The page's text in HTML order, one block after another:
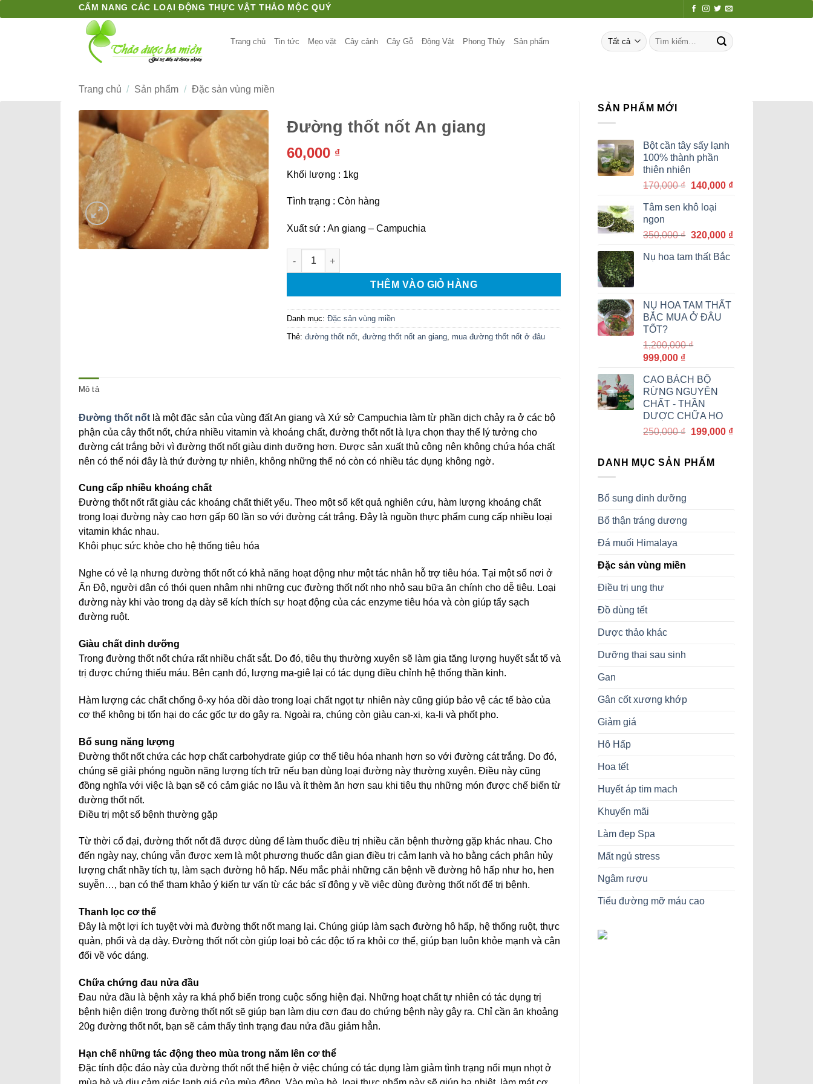
qua
CẨM NANG CÁC LOẠI ĐỘNG THỰC VẬT THẢO MỘC QUÝ
Trang chủ Tin tức Mẹo vặt Cây cảnh Cây Gỗ Động Vật Phong Thủy Sản phẩm
Tìm
kiếm:
Trang chủ / Sản phẩm / Đặc sản vùng miền
SẢN PHẨM MỚI
Bột cần tây sấy lạnh
100% thành phần
thiên nhiên
170,000₫ Giá
là:
140,000 ₫Giá
140,000 ₫.
Tâm sen khô loại
ngon
350,000₫ Giá
là:
320,000 ₫Giá
Nụ hoa tam thất Bắc
NỤ HOA TAM THẤT
BẮC MUA Ở ĐÂU
TỐT?
1,200,000₫
Giá
là:
1,200,000 ₫.
999,000 ₫Giá
tại
là:
999,000 ₫.
CAO BÁCH BỘ
RỪNG NGUYÊN
CHẤT - THẦN
DƯỢC CHỮA HO
250,000₫ Giá
là:
250,000 ₫.
199,000 ₫Giá
DANH MỤC SẢN PHẨM
Bổ sung dinh dưỡng
Bổ thận tráng dương
Đá muối Himalaya
Đặc sản vùng miền
Điều trị ung thư
Đồ dùng tết
Dược thảo khác
Dưỡng thai sau sinh
Gan
Gân cốt xương khớp
Giảm giá
Hô Hấp
Hoa tết
Huyết áp tim mach
Khuyến mãi
Làm đẹp Spa
Mất ngủ stress
Ngâm rượu
Tiểu đường mỡ máu cao
Đường thốt nốt An giang
60,000 ₫
Khối lượng : 1kg
Tình trạng : Còn hàng
Xuất sứ : An giang – Campuchia
THÊM VÀO GIỎ HÀNG
Danh mục:Đặc sản vùng miền
Thẻ:đường thốt nốt ,đường thốt nốt an giang ,mua đường thốt nốt ở đâu
Mô tả
Đường thốt nốtlà một đặc sản của vùng đất An giang và Xứ sở Campuchia làm từ phần dịch chảy ra ở các bộ
phận của cây thốt nốt, chứa nhiều vitamin và khoáng chất, đường thốt nốt là lựa chọn thay thế lý tưởng cho
đường cát trắng bởi vì đường thốt nốt giàu dinh dưỡng hơn. Được sản xuất thủ công nên không chứa hóa chất
nên có thể nói đây là thứ đường tự nhiên, không những thế nó còn có nhiều tác dụng không ngờ.
Cung cấp nhiều khoáng chất
Đường thốt nốt rất giàu các khoáng chất thiết yếu. Theo một số kết quả nghiên cứu, hàm lượng khoáng chất
trong loại đường này cao hơn gấp 60 lần so với đường cát trắng. Đây là nguồn thực phẩm cung cấp nhiều loại
vitamin khác nhau.
Khôi phục sức khỏe cho hệ thống tiêu hóa
Nghe có vẻ lạ nhưng đường thốt nốt có khả năng hoạt động như một tác nhân hỗ trợ tiêu hóa. Tại một số nơi ở
Ấn Độ, người dân có thói quen nhâm nhi những cục đường thốt nốt nho nhỏ sau bữa ăn chính cho dễ tiêu. Loại
đường này khi vào trong dạ dày sẽ kích thích sự hoạt động của các enzyme tiêu hóa và còn giúp tẩy sạch
đường ruột.
Giàu chất dinh dưỡng
Trong đường thốt nốt chứa rất nhiều chất sắt. Do đó, tiêu thụ thường xuyên sẽ làm gia tăng lượng huyết sắt tố và
trị được chứng thiếu máu. Bên cạnh đó, lượng ma-giê lại có tác dụng điều chỉnh hệ thống thần kinh.
Hàm lượng các chất chống ô-xy hóa dồi dào trong loại chất ngọt tự nhiên này cũng giúp bảo vệ các tế bào của
cơ thể không bị tổn hại do các gốc tự do gây ra. Ngoài ra, chúng còn giàu can-xi, ka-li và phốt pho.
Bổ sung năng lượng
Đường thốt nốt chứa các hợp chất carbohydrate giúp cơ thể tiêu hóa nhanh hơn so với đường cát trắng. Do đó,
chúng sẽ giải phóng nguồn năng lượng tích trữ nếu bạn dùng loại đường này thường xuyên. Điều này cũng
đồng nghĩa với việc là bạn sẽ có cảm giác no lâu và ít thèm ăn hơn sau khi tiêu thụ những món được chế biến từ
đường thốt nốt.
Điều trị một số bệnh thường gặp
Từ thời cổ đại, đường thốt nốt đã được dùng để làm thuốc điều trị nhiều căn bệnh thường gặp khác nhau. Cho
đến ngày nay, chúng vẫn được xem là một phương thuốc dân gian điều trị cảm lạnh và ho bằng cách phân hủy
lượng chất nhầy tích tụ, làm sạch đường hô hấp. Nếu mắc phải những căn bệnh về đường hô hấp như ho, hen
suyễn…, bạn có thể tham khảo ý kiến tư vấn từ các bác sĩ đông y về việc dùng đường thốt nốt để trị bệnh.
Thanh lọc cơ thể
Đây là một lợi ích tuyệt vời mà đường thốt nốt mang lại. Chúng giúp làm sạch đường hô hấp, hệ thống ruột, thực
quản, phổi và dạ dày. Đường thốt nốt còn giúp loại bỏ các độc tố ra khỏi cơ thể, giúp bạn luôn khỏe mạnh và cân
đối về vóc dáng.
Chữa chứng đau nửa đầu
Đau nửa đầu là bệnh xảy ra khá phổ biến trong cuộc sống hiện đại. Những hoạt chất tự nhiên có tác dụng trị
bệnh hiện diện trong đường thốt nốt sẽ giúp bạn làm dịu cơn đau do chứng bệnh này gây ra. Chỉ cần ăn khoảng
20g đường thốt nốt, bạn sẽ cảm thấy tình trạng đau nửa đầu giảm hẳn.
Hạn chế những tác động theo mùa trong năm lên cơ thể
Đặc tính độc đáo này của đường thốt nốt thể hiện ở việc chúng có tác dụng làm giảm tình trạng nổi mụn nhọt ở